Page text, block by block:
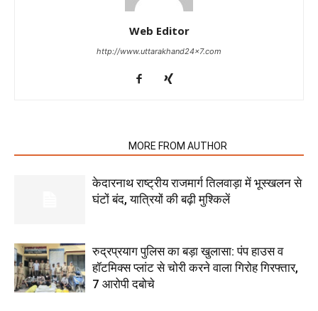
Web Editor
http://www.uttarakhand24x7.com
MORE FROM AUTHOR
केदारनाथ राष्ट्रीय राजमार्ग तिलवाड़ा में भूस्खलन से
घंटों बंद, यात्रियों की बढ़ी मुश्किलें
रुद्रप्रयाग पुलिस का बड़ा खुलासा: पंप हाउस व
हॉटमिक्स प्लांट से चोरी करने वाला गिरोह गिरफ्तार,
7 आरोपी दबोचे